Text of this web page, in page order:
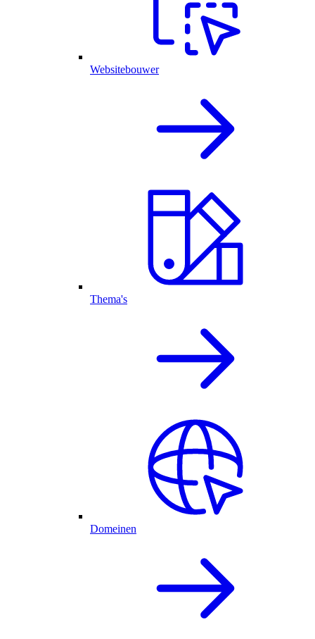
Websitebouwer
Thema's
Domeinen